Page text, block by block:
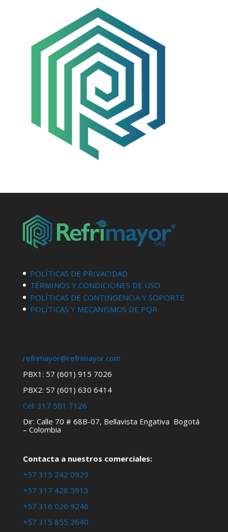
POLÍTICAS DE PRIVACIDAD
TÉRMINOS Y CONDICIONES DE USO
POLÍTICAS DE CONTINGENCIA Y SOPORTE
POLÍTICAS Y MECANISMOS DE PQR
refrimayor@refrimayor.com
PBX1: 57 (601) 915 7026
PBX2: 57 (601) 630 6414
Cel: 317 501 7126
Dir: Calle 70 # 68B-07, Bellavista Engativa Bogotá
– Colombia
Contacta a nuestros comerciales:
+57 315 242 0929
+57 317 428 5913
+57 316 026 9246
+57 315 855 2640